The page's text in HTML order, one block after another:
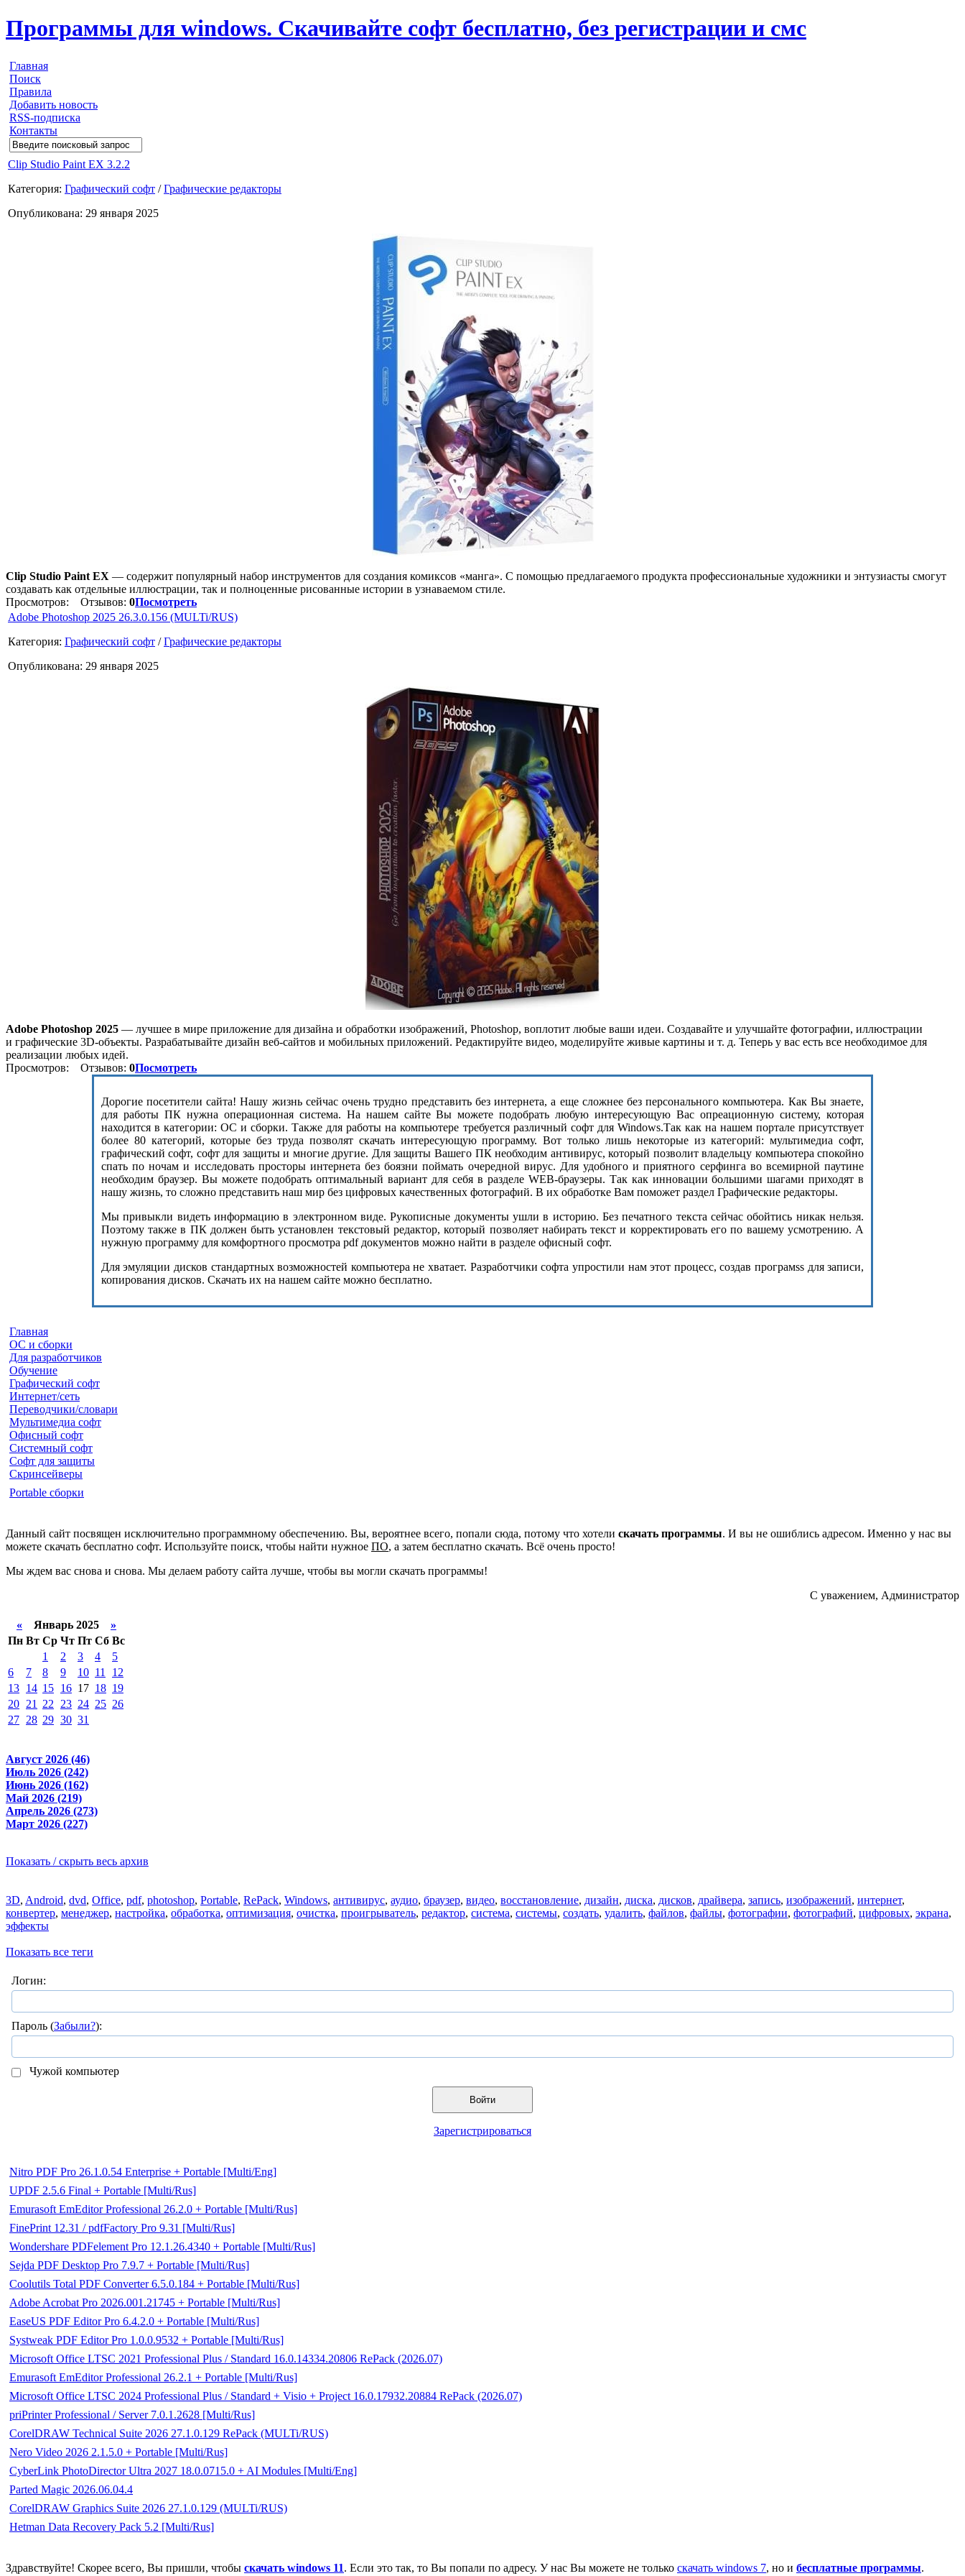
Программы для windows. Скачивайте софт бесплатно, без регистрации и смс
Главная
Поиск
Правила
Добавить новость
RSS-подписка
Контакты
Clip Studio Paint EX 3.2.2
Категория: Графический софт /Графические редакторы
Опубликована: 29 января 2025
Clip Studio Paint EX — содержит популярный набор инструментов для создания комиксов «манга». С помощью предлагаемого продукта профессиональные художники и энтузиасты смогут
создавать как отдельные иллюстрации, так и полноценные рисованные истории в узнаваемом стиле.
Просмотров:
Отзывов: 0Посмотреть
Adobe Photoshop 2025 26.3.0.156 (MULTi/RUS)
Категория: Графический софт /Графические редакторы
Опубликована: 29 января 2025
Adobe Photoshop 2025 — лучшее в мире приложение для дизайна и обработки изображений, Photoshop, воплотит любые ваши идеи. Создавайте и улучшайте фотографии, иллюстрации
и графические 3D-объекты. Разрабатывайте дизайн веб-сайтов и мобильных приложений. Редактируйте видео, моделируйте живые картины и т. д. Теперь у вас есть все необходимое для
реализации любых идей.
Просмотров:
Отзывов: 0Посмотреть
Дорогие посетители сайта! Нашу жизнь сейчас очень трудно представить без интернета, а еще сложнее без персонального компьютера. Как Вы знаете,
для работы ПК нужна операционная система. На нашем сайте Вы можете подобрать любую интересующую Вас опреационную систему, которая
находится в категории: ОС и сборки. Также для работы на компьютере требуется различный софт для Windows.Так как на нашем портале присутствует
более 80 категорий, которые без труда позволят скачать интересующую программу. Вот только лишь некоторые из категорий: мультимедиа софт,
графический софт, софт для защиты и многие другие. Для защиты Вашего ПК необходим антивирус, который позволит владельцу компьютера спокойно
спать по ночам и исследовать просторы интернета без боязни поймать очередной вирус. Для удобного и приятного серфинга во всемирной паутине
необходим браузер. Вы можете подобрать оптимальный вариант для себя в разделе WEB-браузеры. Так как инновации большими шагами приходят в
нашу жизнь, то сложно представить наш мир без цифровых качественных фотографий. В их обработке Вам поможет раздел Графические редакторы.
Мы привыкли видеть информацию в электронном виде. Рукописные документы ушли в историю. Без печатного текста сейчас обойтись никак нельзя.
Поэтому также в ПК должен быть установлен текстовый редактор, который позволяет набирать текст и корректировать его по вашему усмотрению. А
нужную программу для комфортного просмотра pdf документов можно найти в разделе офисный софт.
Для эмуляции дисков стандартных возможностей компьютера не хватает. Разработчики софта упростили нам этот процесс, создав програмss для записи,
копирования дисков. Скачать их на нашем сайте можно бесплатно.
Главная
ОС и сборки
Для разработчиков
Обучение
Графический софт
Интернет/сеть
Переводчики/словари
Мультимедиа софт
Офисный софт
Системный софт
Софт для защиты
Скринсейверы
Portable сборки
Данный сайт посвящен исключительно программному обеспечению. Вы, вероятнее всего, попали сюда, потому что хотели скачать программы. И вы не ошиблись адресом. Именно у нас вы
можете скачать бесплатно софт. Используйте поиск, чтобы найти нужное ПО, а затем бесплатно скачать. Всё очень просто!
Мы ждем вас снова и снова. Мы делаем работу сайта лучше, чтобы вы могли скачать программы!
С уважением, Администратор
« Январь 2025 »
Пн Вт Ср Чт Пт Сб Вс
1
2 3 4
5
6
7 8 9 10 11
12
13 14 15 16 17 18 19
20 21 22 23 24 25 26
27 28 29 30 31
Август 2026 (46)
Июль 2026 (242)
Июнь 2026 (162)
Май 2026 (219)
Апрель 2026 (273)
Март 2026 (227)
Показать / скрыть весь архив
3D, Android, dvd, Office, pdf, photoshop, Portable, RePack, Windows, антивирус, аудио, браузер, видео, восстановление, дизайн, диска, дисков, драйвера, запись, изображений, интернет,
конвертер, менеджер, настройка, обработка, оптимизация, очистка, проигрыватель, редактор, система, системы, создать, удалить, файлов, файлы, фотографии, фотографий, цифровых, экрана,
эффекты
Показать все теги
Логин:
Пароль (Забыли?):
Чужой компьютер
Войти
Зарегистрироваться
Nitro PDF Pro 26.1.0.54 Enterprise + Portable [Multi/Eng]
UPDF 2.5.6 Final + Portable [Multi/Rus]
Emurasoft EmEditor Professional 26.2.0 + Portable [Multi/Rus]
FinePrint 12.31 / pdfFactory Pro 9.31 [Multi/Rus]
Wondershare PDFelement Pro 12.1.26.4340 + Portable [Multi/Rus]
Sejda PDF Desktop Pro 7.9.7 + Portable [Multi/Rus]
Coolutils Total PDF Converter 6.5.0.184 + Portable [Multi/Rus]
Adobe Acrobat Pro 2026.001.21745 + Portable [Multi/Rus]
EaseUS PDF Editor Pro 6.4.2.0 + Portable [Multi/Rus]
Systweak PDF Editor Pro 1.0.0.9532 + Portable [Multi/Rus]
Microsoft Office LTSC 2021 Professional Plus / Standard 16.0.14334.20806 RePack (2026.07)
Emurasoft EmEditor Professional 26.2.1 + Portable [Multi/Rus]
Microsoft Office LTSC 2024 Professional Plus / Standard + Visio + Project 16.0.17932.20884 RePack (2026.07)
priPrinter Professional / Server 7.0.1.2628 [Multi/Rus]
CorelDRAW Technical Suite 2026 27.1.0.129 RePack (MULTi/RUS)
Nero Video 2026 2.1.5.0 + Portable [Multi/Rus]
CyberLink PhotoDirector Ultra 2027 18.0.0715.0 + AI Modules [Multi/Eng]
Parted Magic 2026.06.04.4
CorelDRAW Graphics Suite 2026 27.1.0.129 (MULTi/RUS)
Hetman Data Recovery Pack 5.2 [Multi/Rus]
Здравствуйте! Скорее всего, Вы пришли, чтобы скачать windows 11. Если это так, то Вы попали по адресу. У нас Вы можете не только скачать windows 7, но и бесплатные программы.